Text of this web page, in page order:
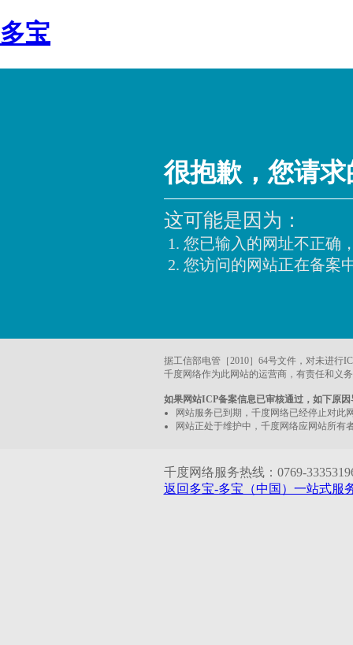
多宝
很抱歉，您请
这可能是因为：
您已输入的网址不正确
您访问的网站正在备案
据工信部电管［2010］64号文件，对未进行
千度网络作为此网站的运营商，有责任和义
如果网站ICP备案信息已审核通过，如下原
网站服务已到期，千度网络已经停止对此
网站正处于维护中，千度网络应网站所有
千度网络服务热线：0769-
返回多宝-多宝（中国）一站式服